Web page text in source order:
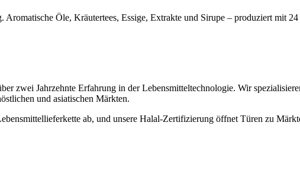
Öle, Kräutertees, Essige, Extrakte und Sirupe – produziert mit
zwei Jahrzehnte Erfahrung in der Lebensmitteltechnologie. Wir
und asiatischen Märkten.
ab, und unsere Halal-Zertifizierung öffnet Türen zu